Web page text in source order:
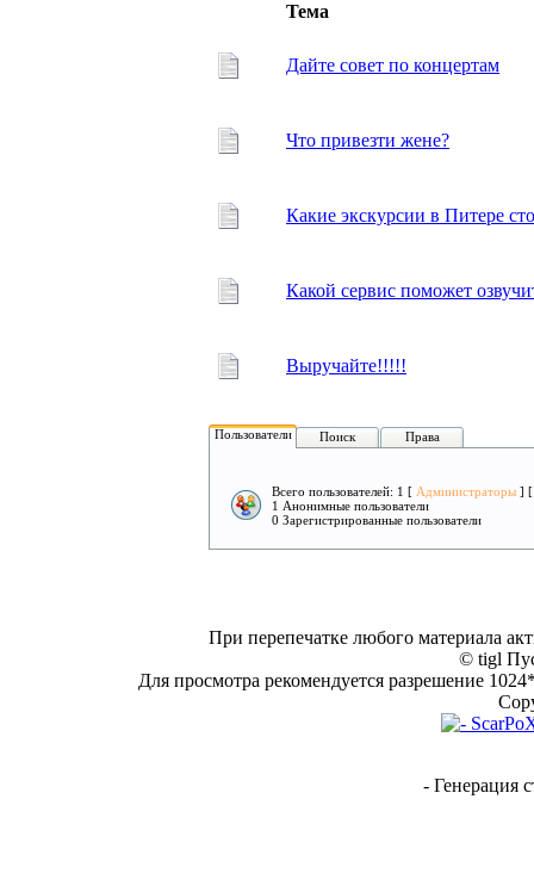
Тема
Дайте совет по концертам
Что привезти жене?
Какие экскурсии в Питере
Какой сервис поможет
Выручайте!!!!!
Пользователи Поиск Права
Всего пользователей: 1 [ Администраторы ]
1 Анонимные пользователи
0 Зарегистрированные пользователи
При перепечатке любого материала
© tigl
Для просмотра рекомендуется разрешение
- Генерация